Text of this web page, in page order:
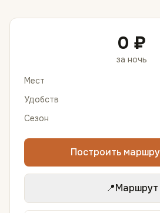
0 ₽
за ночь
Мест
Удобств
Сезон
Построить
📍Маршрут